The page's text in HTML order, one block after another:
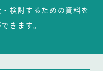
検討するための資料を
きます。